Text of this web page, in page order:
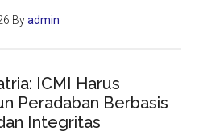
Byadmin
ICMI Harus
Peradaban Berbasis
Integritas